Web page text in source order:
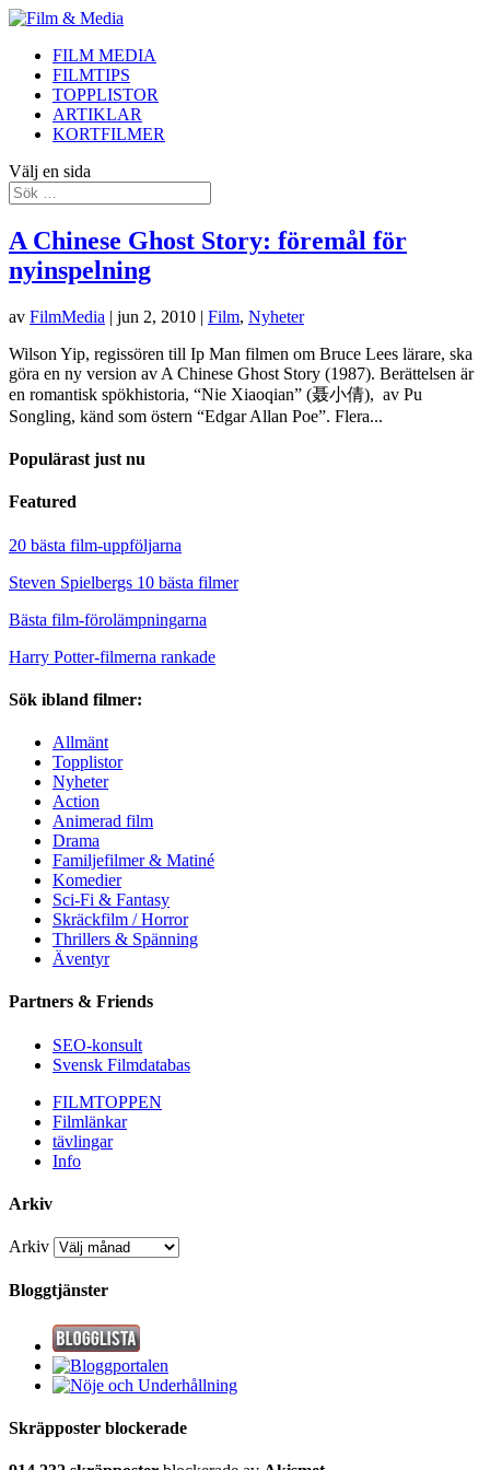
FILM MEDIA
FILMTIPS
TOPPLISTOR
ARTIKLAR
KORTFILMER
Välj en sida
A Chinese Ghost Story: föremål för
nyinspelning
av FilmMedia | jun 2, 2010 | Film, Nyheter
Wilson Yip, regissören till Ip Man filmen om Bruce Lees lärare, ska
göra en ny version av A Chinese Ghost Story (1987). Berättelsen är
en romantisk spökhistoria, “Nie Xiaoqian” (聂小倩), av Pu
Songling, känd som östern “Edgar Allan Poe”. Flera...
Populärast just nu
Featured
20 bästa film-uppföljarna
Steven Spielbergs 10 bästa filmer
Bästa film-förolämpningarna
Harry Potter-filmerna rankade
Sök ibland filmer:
Allmänt
Topplistor
Nyheter
Action
Animerad film
Drama
Familjefilmer & Matiné
Komedier
Sci-Fi & Fantasy
Skräckfilm / Horror
Thrillers & Spänning
Äventyr
Partners & Friends
SEO-konsult
Svensk Filmdatabas
FILMTOPPEN
Filmlänkar
tävlingar
Info
Arkiv
Arkiv
Bloggtjänster
Skräpposter blockerade